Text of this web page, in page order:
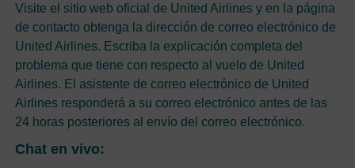
Visite el sitio web oficial de United Airlines y en la página
de contacto obtenga la dirección de correo electrónico de
United Airlines. Escriba la explicación completa del
problema que tiene con respecto al vuelo de United
Airlines. El asistente de correo electrónico de United
Airlines responderá a su correo electrónico antes de las
24 horas posteriores al envío del correo electrónico.
Chat en vivo: